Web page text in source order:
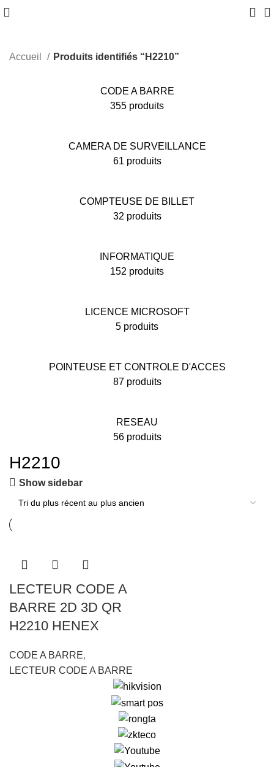
Accueil Produits identifiés “H2210”
CODE A BARRE
355 produits
CAMERA DE SURVEILLANCE
61 produits
COMPTEUSE DE BILLET
32 produits
INFORMATIQUE
152 produits
LICENCE MICROSOFT
5 produits
POINTEUSE ET CONTROLE D'ACCES
87 produits
RESEAU
56 produits
H2210
Show sidebar
LECTEUR CODE A
BARRE 2D 3D QR
H2210 HENEX
CODE A BARRE,
LECTEUR CODE A BARRE